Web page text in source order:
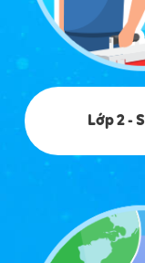
Lớp 2 -